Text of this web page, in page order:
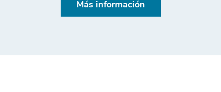
Más información